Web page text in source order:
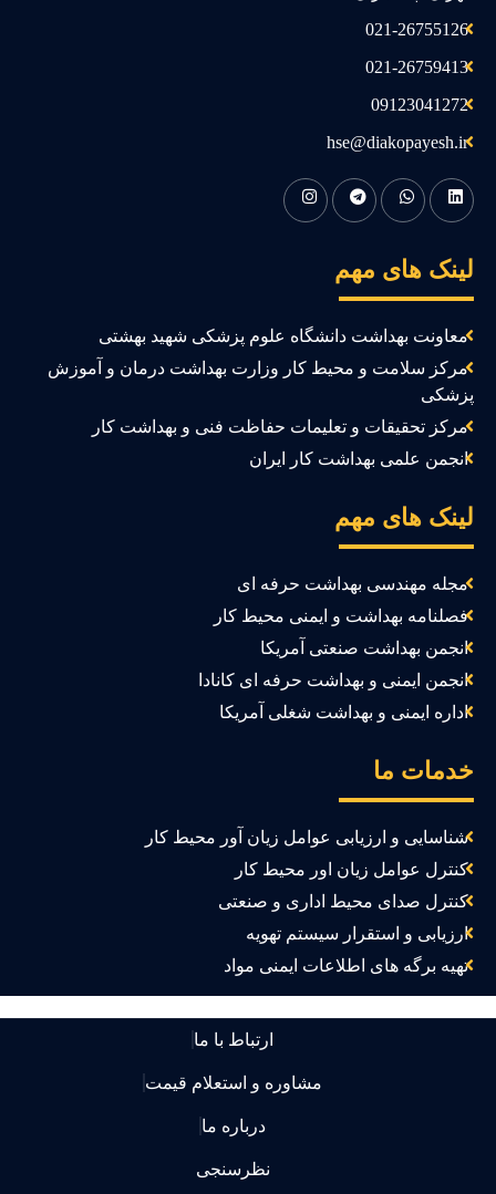
021-26755126
021-26759413
09123041272
hse@diakopayesh.ir
های مهم
معاونت بهداشت دانشگاه علوم پزشکی شهید بهشتی
مرکز سلامت و محیط کار وزارت بهداشت درمان و آموزش
مرکز تحقیقات و تعلیمات حفاظت فنی و بهداشت کار
انجمن علمی بهداشت کار ایران
های مهم
مجله مهندسی بهداشت حرفه ای
فصلنامه بهداشت و ایمنی محیط کار
انجمن بهداشت صنعتی آمریکا
انجمن ایمنی و بهداشت حرفه ای کانادا
اداره ایمنی و بهداشت شغلی آمریکا
ما
شناسایی و ارزیابی عوامل زیان آور محیط کار
کنترل عوامل زیان اور محیط کار
کنترل صدای محیط اداری و صنعتی
ارزیابی و استقرار سیستم تهویه
تهیه برگه های اطلاعات ایمنی مواد
ارتباط با ما
مشاوره و استعلام قیمت
درباره ما
نظرسنجی